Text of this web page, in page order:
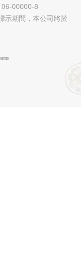
00000-8
示期間，本公司將於